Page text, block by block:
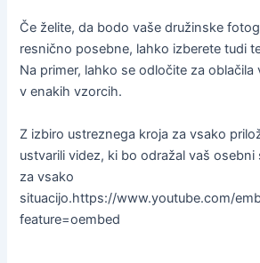
Če želite, da bodo vaše družinske
resnično posebne, lahko izberete tudi
Na primer, lahko se odločite za oblačila
v enakih vzorcih.
Z izbiro ustreznega kroja za vsako
ustvarili videz, ki bo odražal vaš
za vsako
situacijo.https://www.youtube.com/
feature=oembed